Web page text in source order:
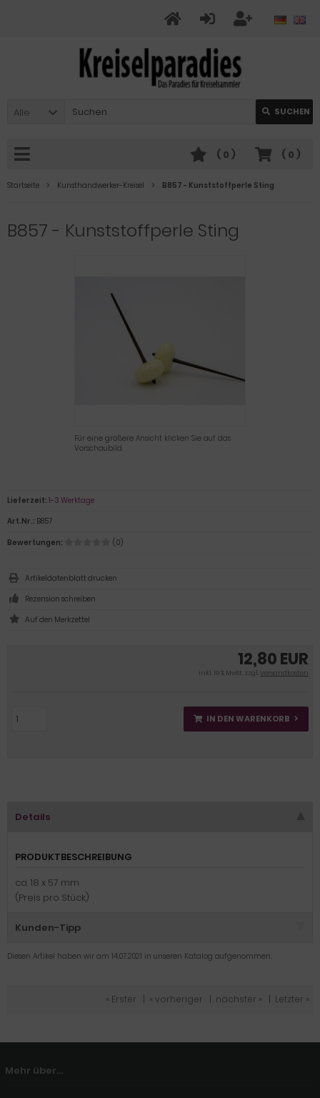
Alle SUCHEN
( 0 )
( 0 )
Startseite Kunsthandwerker-Kreisel B857 - Kunststoffperle Sting
B857 - Kunststoffperle Sting
Für eine größere Ansicht klicken Sie auf das
Vorschaubild
12,80 EUR
inkl. 19 % MwSt. zzgl.Versandkosten
IN DEN WARENKORB
Lieferzeit: 1-3 Werktage
Art.Nr.: B857
Bewertungen:
(0)
Artikeldatenblatt drucken
Rezension schreiben
Details
PRODUKTBESCHREIBUNG
ca. 18 x 57 mm
(Preis pro Stück)
Kunden-Tipp
Diesen Artikel haben wir am 14.07.2021 in unseren Katalog aufgenommen.
« Erster « vorheriger nächster » Letzter »
Mehr über...